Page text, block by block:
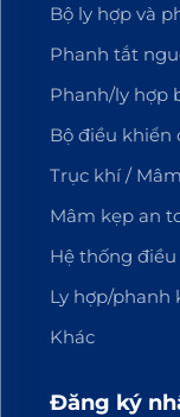
Bộ ly hợp và
Phanh tắt
Phanh/ly hợp
Bộ điều khiển
Trục khí /
Mâm kẹp an
Hệ thống
Ly hợp/phanh
Khác
Đăng ký